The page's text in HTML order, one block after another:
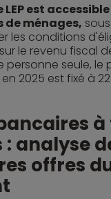
LEP est
de ménages,
les conditions
le revenu fiscal
personne seule, le
2025 est fixé à
: analyse
offres